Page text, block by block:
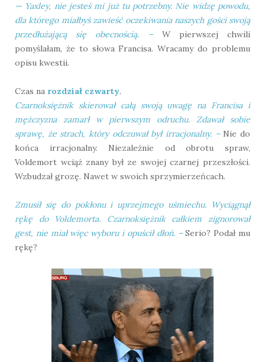
— Yaxley, nie jesteś mi już tu potrzebny. Nie widzę powodu,
dla którego miałbyś zawieść oczekiwania naszych gości swoją
przedłużającą się obecnością.
–W pierwszej chwili
pomyślałam, że to słowa Francisa. Wracamy do problemu
opisu kwestii.
Czas na rozdział czwarty.
Czarnoksiężnik skierował całą swoją uwagę na Francisa i
mężczyzna zamarł w pierwszym odruchu. Zdawał sobie
sprawę, że strach, który odczuwał był irracjonalny. –Nie do
końca irracjonalny. Niezależnie od obrotu spraw,
Voldemort wciąż znany był ze swojej czarnej przeszłości.
Wzbudzał grozę. Nawet w swoich sprzymierzeńcach.
Zmusił się do pokłonu i uprzejmego uśmiechu. Wyciągnął
rękę do Voldemorta. Czarnoksiężnik całkiem zignorował
gest, nie miał więc wyboru i opuścił dłoń. –Serio? Podał mu
rękę?